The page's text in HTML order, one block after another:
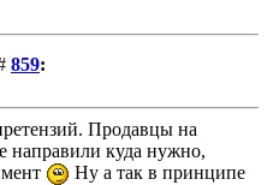
859:
Продавцы на
направили куда нужно,
Ну а так в принципе